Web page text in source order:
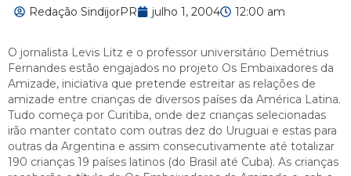
Redação SindijorPR julho 1, 2004 12:00 am
O jornalista Levis Litz e o professor universitário Demétrius
Fernandes estão engajados no projeto Os Embaixadores da
Amizade, iniciativa que pretende estreitar as relações de
amizade entre crianças de diversos países da América Latina.
Tudo começa por Curitiba, onde dez crianças selecionadas
irão manter contato com outras dez do Uruguai e estas para
outras da Argentina e assim consecutivamente até totalizar
190 crianças 19 países latinos (do Brasil até Cuba). As crianças